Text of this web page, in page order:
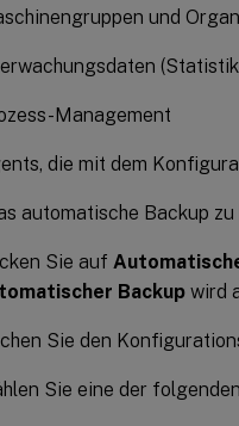
und
Management
die mit dem
automatische Backup
Sie auf
Backup wird
Sie den
Sie eine der